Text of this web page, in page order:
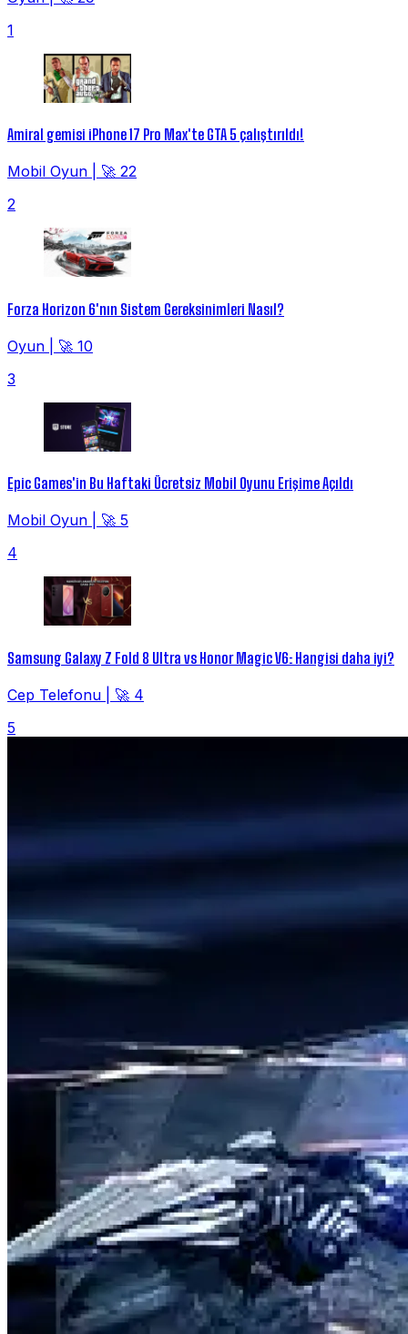
1
Amiral gemisi iPhone 17 Pro Max'te GTA 5 çalıştırıldı!
Mobil Oyun
🚀 22
2
Forza Horizon 6'nın Sistem Gereksinimleri Nasıl?
Oyun
🚀 10
3
Epic Games'in Bu Haftaki Ücretsiz Mobil Oyunu Erişime Açıldı
Mobil Oyun
🚀 5
4
Samsung Galaxy Z Fold 8 Ultra vs Honor Magic V6: Hangisi daha iyi?
Cep Telefonu
🚀 4
5